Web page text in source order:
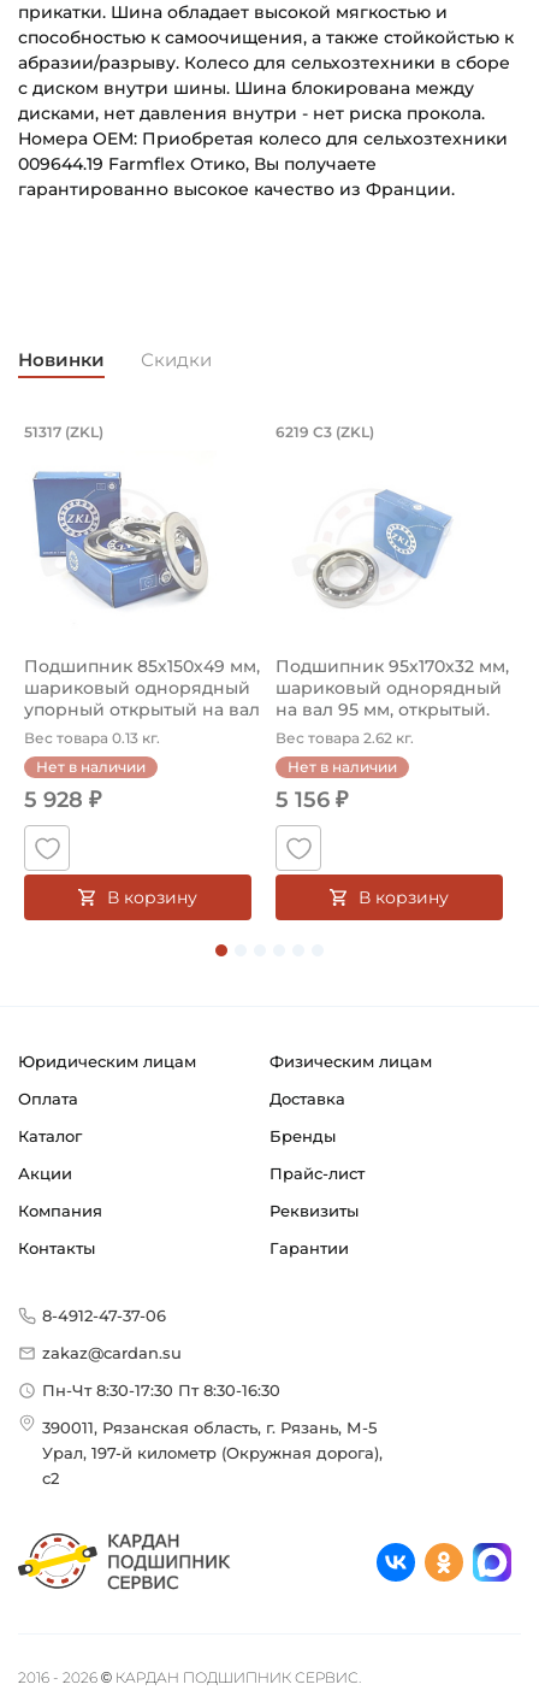
прикатки. Шина обладает высокой мягкостью и
способностью к самоочищения, а также стойкойстью к
абразии/разрыву. Колесо для сельхозтехники в сборе
с диском внутри шины. Шина блокирована между
дисками, нет давления внутри - нет риска прокола.
Номера OEM: Приобретая колесо для сельхозтехники
009644.19 Farmflex Отико, Вы получаете
гарантированно высокое качество из Франции.
Твердость бандажа:
Гладкий L
Конфигурация диска колеса:
Металлический, M
Вид профиля бандажа:
Гладкий L
Страна происхождения:
Франция
Для сельхозтехники:
Новинки Скидки
оцинкованный. Артикул 94840
23 мм, шарнирный на вал 35 мм.
Подшипник 85х150х49 мм,
51317 (ZKL)
Подшипник 85х150х49 мм,
шариковый однорядный
упорный открытый на вал
85...
Вес товара 0.13 кг.
Нет в наличии
5 928 ₽
В корзину
Подшипник
6219 C3 (ZKL)
Подшипник 95х170х32 мм,
шариковый однорядный
на вал 95 мм, открытый.
Ар...
Вес товара 2.62 кг.
Нет в наличии
5 156 ₽
В корзину
Юридическим лицам
Физическим лицам
Оплата
Доставка
Каталог
Бренды
Акции
Прайс-лист
Компания
Реквизиты
Контакты
Гарантии
8-4912-47-37-06
zakaz@cardan.su
Пн-Чт 8:30-17:30 Пт 8:30-16:30
390011, Рязанская область, г. Рязань, М-5
Урал, 197-й километр (Окружная дорога),
с2
2016 - 2026 © КАРДАН ПОДШИПНИК СЕРВИС.